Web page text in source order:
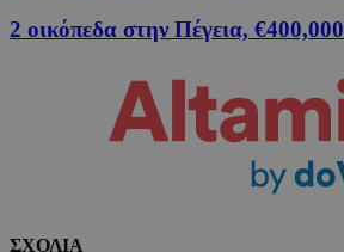
2 οικόπεδα στην Πέγεια, €400,000
ΣΧΟΛΙΑ